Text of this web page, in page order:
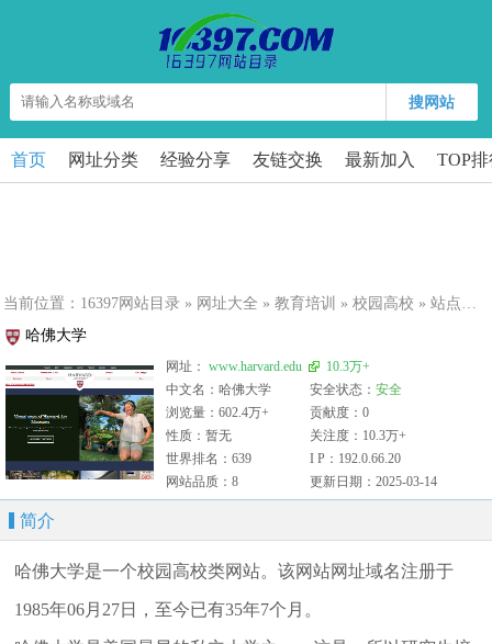
搜网站
首页 网址分类 经验分享 友链交换 最新加入 TOP
当前位置： 16397网站目录 » 网址大全 » 教育培训 » 校园高校 » 站点详细
哈佛大学
网址： www.harvard.edu
10.3万+
中文名：哈佛大学
安全状态：安全
浏览量：602.4万+
贡献度：0
性质：暂无
关注度：10.3万+
世界排名：639
I P：192.0.66.20
网站品质：8
更新日期：2025-03-14
简介
哈佛大学是一个校园高校类网站。该网站网址域名注册于
1985年06月27日，至今已有35年7个月。